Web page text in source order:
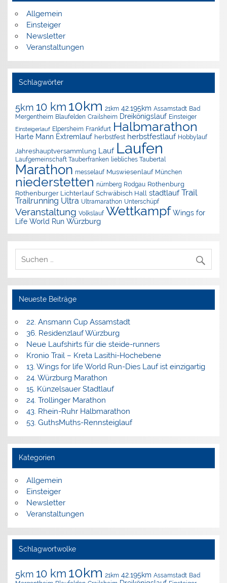
Allgemein
Einsteiger
Newsletter
Veranstaltungen
Schlagwörter
5km 10 km 10km 21km 42.195km Assamstadt Bad
Mergentheim Blaufelden Crailsheim Dreikönigslauf Einsteiger
Einsteigerlauf Elpersheim Frankfurt Halbmarathon
Harte Mann Extremlauf herbstfest herbstfestlauf Hobbylauf
Jahreshauptversammlung Lauf Laufen
Laufgemeinschaft Tauberfranken liebliches Taubertal
Marathon messelauf Muswiesenlauf München
niederstetten nürnberg Rodgau Rothenburg
Rothenburger Lichterlauf Schwäbisch Hall stadtlauf Trail
Trailrunning Ultra Ultramarathon Unterschüpf
Veranstaltung Volkslauf Wettkampf Wings for
Life World Run Würzburg
Neueste Beiträge
22. Ansmann Cup Assamstadt
36. Residenzlauf Würzburg
Neue Laufshirts für die steide-runners
Kronio Trail – Kreta Lasithi-Hochebene
13. Wings for life World Run-Dies Lauf ist einzigartig
24. Würzburg Marathon
15. Künzelsauer Stadtlauf
24. Trollinger Marathon
43. Rhein-Ruhr Halbmarathon
53. GuthsMuths-Rennsteiglauf
Kategorien
Allgemein
Einsteiger
Newsletter
Veranstaltungen
Schlagwortwolke
5km 10 km 10km 21km 42.195km Assamstadt Bad